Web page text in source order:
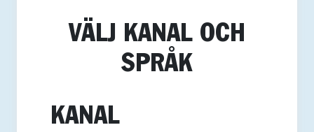
VÄLJ KANAL OCH
SPRÅK
KANAL